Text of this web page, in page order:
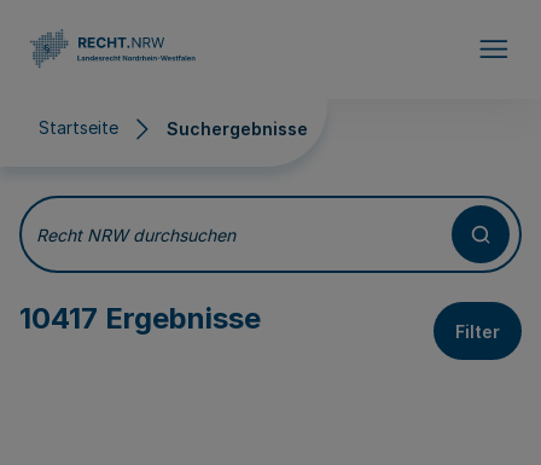
Startseite Suchergebnisse
Suchergebnisse
Recht NRW durchsuchen
10417 Ergebnisse Filter